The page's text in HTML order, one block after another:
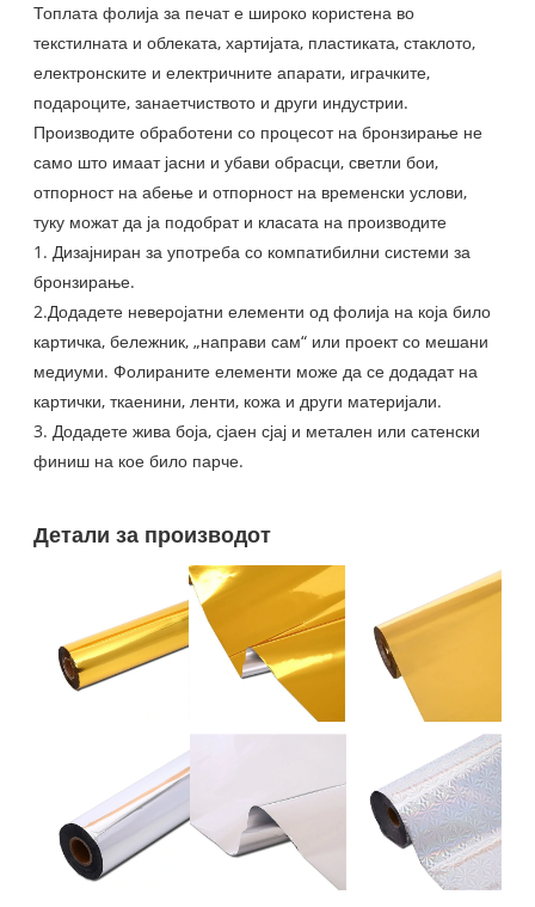
Топлата фолија за печат е широко користена во
текстилната и облеката, хартијата, пластиката, стаклото,
електронските и електричните апарати, играчките,
подароците, занаетчиството и други индустрии.
Производите обработени со процесот на бронзирање не
само што имаат јасни и убави обрасци, светли бои,
отпорност на абење и отпорност на временски услови,
туку можат да ја подобрат и класата на производите
1. Дизајниран за употреба со компатибилни системи за
бронзирање.
2.Додадете неверојатни елементи од фолија на која било
картичка, бележник, „направи сам“ или проект со мешани
медиуми. Фолираните елементи може да се додадат на
картички, ткаенини, ленти, кожа и други материјали.
3. Додадете жива боја, сјаен сјај и метален или сатенски
финиш на кое било парче.
Детали за производот